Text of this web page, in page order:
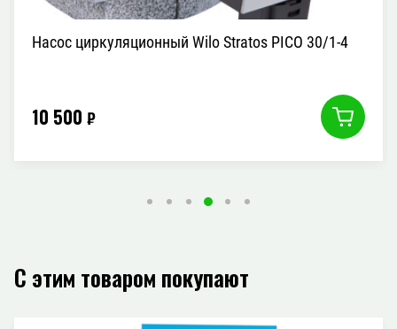
С этим товаром покупают
Насос циркуляционный Wilo Stratos PICO 30/1-4
10 500 ₽